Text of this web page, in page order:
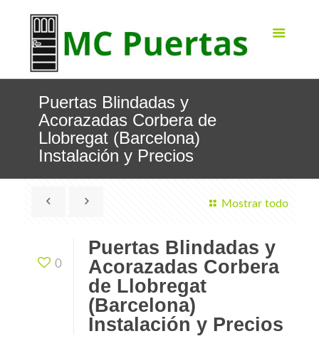
Puertas Blindadas y
Acorazadas Corbera de
Llobregat (Barcelona)
Instalación y Precios
Mostrar todo
0
Puertas Blindadas y
Acorazadas Corbera
de Llobregat
(Barcelona)
Instalación y Precios